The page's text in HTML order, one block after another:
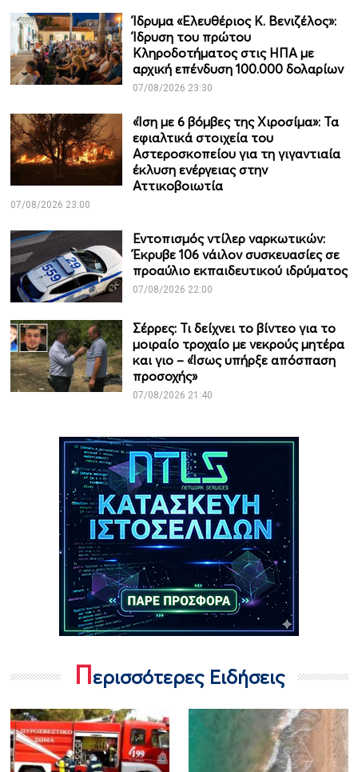
Ίδρυμα «Ελευθέριος Κ. Βενιζέλος»:
Ίδρυση του πρώτου
Κληροδοτήματος στις ΗΠΑ με
αρχική επένδυση 100.000 δολαρίων
07/08/2026 23:30
«Ίση με 6 βόμβες της Χιροσίμα»: Τα
εφιαλτικά στοιχεία του
Αστεροσκοπείου για τη γιγαντιαία
έκλυση ενέργειας στην
Αττικοβοιωτία
07/08/2026 23:00
Εντοπισμός ντίλερ ναρκωτικών:
Έκρυβε 106 νάιλον συσκευασίες σε
προαύλιο εκπαιδευτικού ιδρύματος
07/08/2026 22:00
Σέρρες: Τι δείχνει το βίντεο για το
μοιραίο τροχαίο με νεκρούς μητέρα
και γιο – «Ίσως υπήρξε απόσπαση
προσοχής»
07/08/2026 21:40
Περισσότερες Ειδήσεις